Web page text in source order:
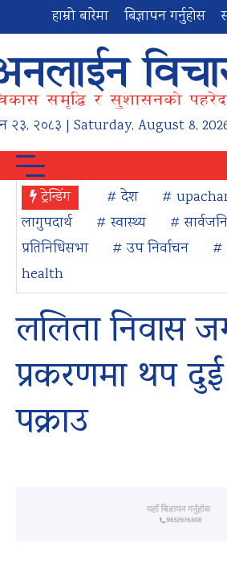
हाम्रो बारेमा बिज्ञापन गर्नुहोस
२३, २०८३ | Saturday, August 8,
ट्रेन्डिंग # देश #
लागुपदार्थ
# स्वास्थ्य #
प्रतिनिधिसभा
# उप निर्वाचन #
health
ललिता निवास
प्रकरणमा थप
पक्राउ